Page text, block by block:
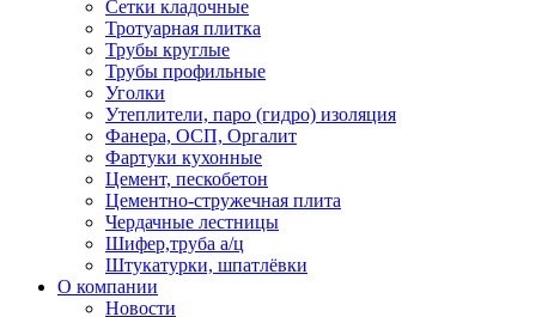
Сетки кладочные
Тротуарная плитка
Трубы круглые
Трубы профильные
Уголки
Утеплители, паро (гидро) изоляция
Фанера, ОСП, Оргалит
Фартуки кухонные
Цемент, пескобетон
Цементно-стружечная плита
Чердачные лестницы
Шифер,труба а/ц
Штукатурки, шпатлёвки
О компании
Новости